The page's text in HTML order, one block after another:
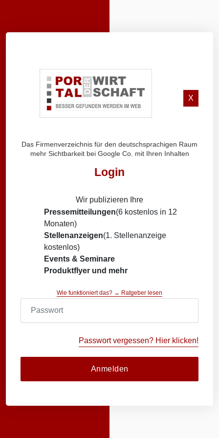
X
Das Firmenverzeichnis für den deutschsprachigen Raum
mehr Sichtbarkeit bei Google Co. mit Ihren Inhalten
Login
Wir publizieren Ihre
Pressemitteilungen(6 kostenlos in 12
Monaten)
Stellenanzeigen(1. Stellenanzeige
kostenlos)
Events & Seminare
Produktflyer und mehr
Wie funktioniert das? → Ratgeber lesen
Passwort vergessen? Hier klicken!
Anmelden